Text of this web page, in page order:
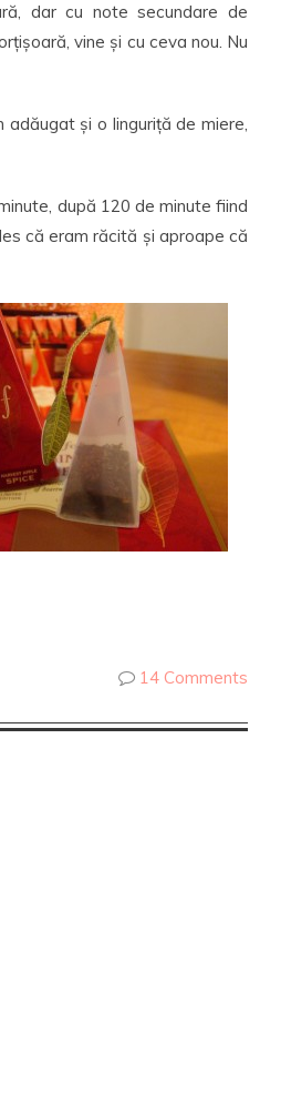
dar cu note secundare de
vine și cu ceva nou. Nu
și o linguriță de miere,
după 120 de minute fiind
că eram răcită și aproape că
14 Comments